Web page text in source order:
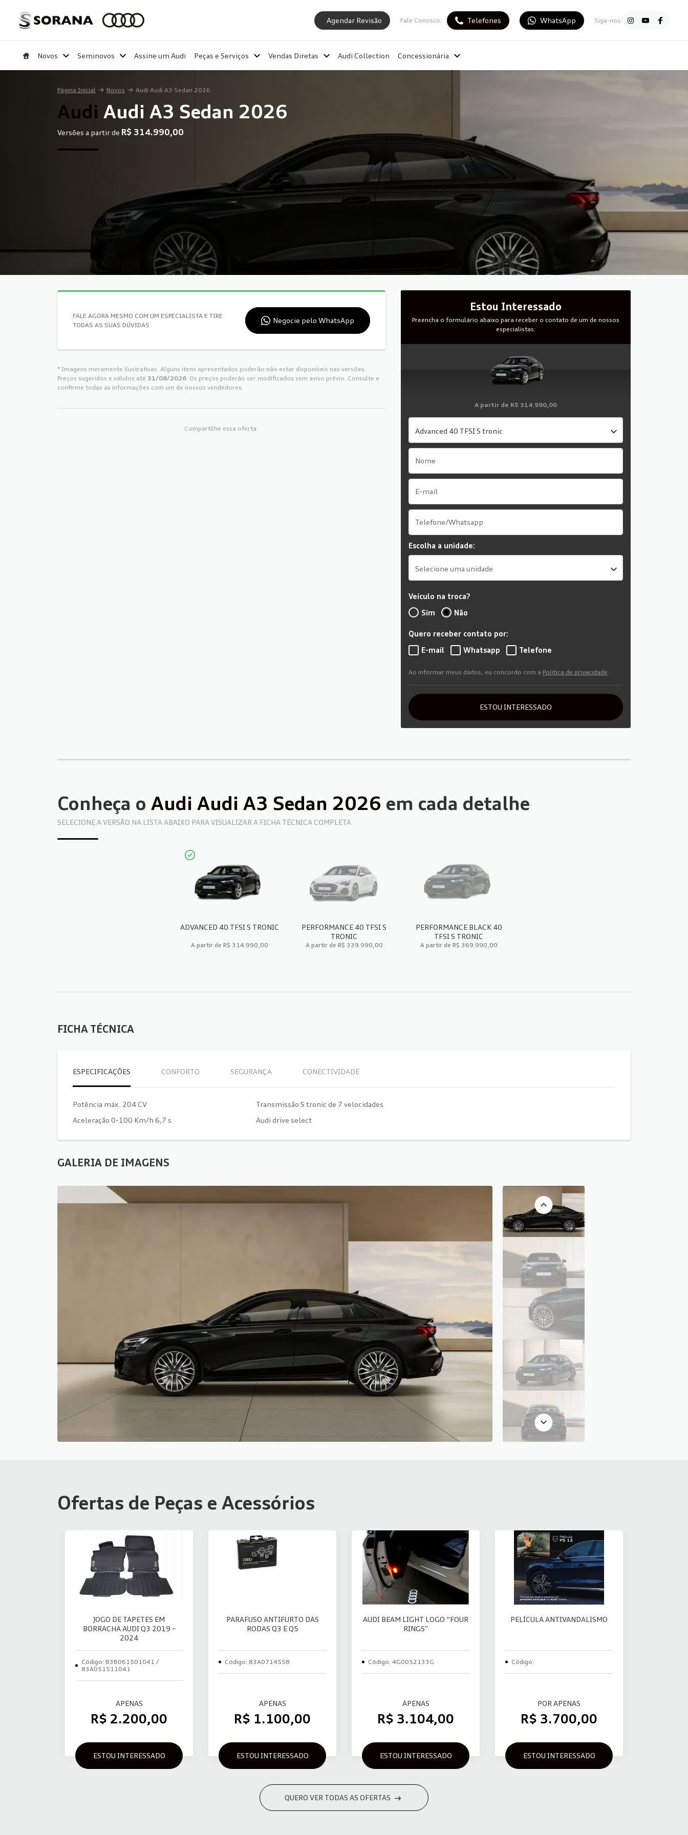
Agendar Revisão Fale Conosco: Telefones WhatsApp Siga-nos:
Novos Seminovos Assine um Audi Peças e Serviços Vendas Diretas Audi Collection Concessionária
Página Inicial Novos Audi Audi A3 Sedan 2026
Audi Audi A3 Sedan 2026
Versões a partir de R$ 314.990,00
FALE AGORA MESMO COM UM ESPECIALISTA E TIRE
TODAS AS SUAS DÚVIDAS
Negocie pelo WhatsApp
* Imagens meramente ilustrativas. Alguns itens apresentados poderão não estar disponíveis nas versões.
Preços sugeridos e válidos até 31/08/2026. Os preços poderão ser modificados sem aviso prévio. Consulte e
confirme todas as informações com um de nossos vendedores.
Compartilhe essa oferta:
Estou Interessado
Preencha o formulário abaixo para receber o contato de um de nossos
especialistas:
A partir de R$ 314.990,00
Advanced 40 TFSI S tronic
Escolha a unidade:
Selecione uma unidade
Veículo na troca?
Sim
Não
Quero receber contato por:
E-mail
Whatsapp Telefone
Ao informar meus dados, eu concordo com a Política de privacidade.
ESTOU INTERESSADO
Conheça o Audi Audi A3 Sedan 2026 em cada detalhe
SELECIONE A VERSÃO NA LISTA ABAIXO PARA VISUALIZAR A FICHA TÉCNICA COMPLETA
ADVANCED 40 TFSI S TRONIC
A partir de R$ 314.990,00
PERFORMANCE 40 TFSI S
TRONIC
A partir de R$ 339.990,00
PERFORMANCE BLACK 40
TFSI S TRONIC
A partir de R$ 369.990,00
FICHA TÉCNICA
ESPECIFICAÇÕES CONFORTO SEGURANÇA CONECTIVIDADE
Potência máx. 204 CV
Aceleração 0-100 Km/h 6,7 s
Transmissão S tronic de 7 velocidades
Audi drive select
GALERIA DE IMAGENS
Ofertas de Peças e Acessórios
JOGO DE TAPETES EM
BORRACHA AUDI Q3 2019 –
2024
Código: 83B061501041 /
83A051511041
APENAS
R$ 2.200,00
ESTOU INTERESSADO
PARAFUSO ANTIFURTO DAS
RODAS Q3 E Q5
Código: 83A0714558
APENAS
R$ 1.100,00
ESTOU INTERESSADO
AUDI BEAM LIGHT LOGO “FOUR
RINGS”
Código: 4G0052133G
APENAS
R$ 3.104,00
ESTOU INTERESSADO
PELÍCULA ANTIVANDALISMO
Código:
POR APENAS
R$ 3.700,00
ESTOU INTERESSADO
QUERO VER TODAS AS OFERTAS